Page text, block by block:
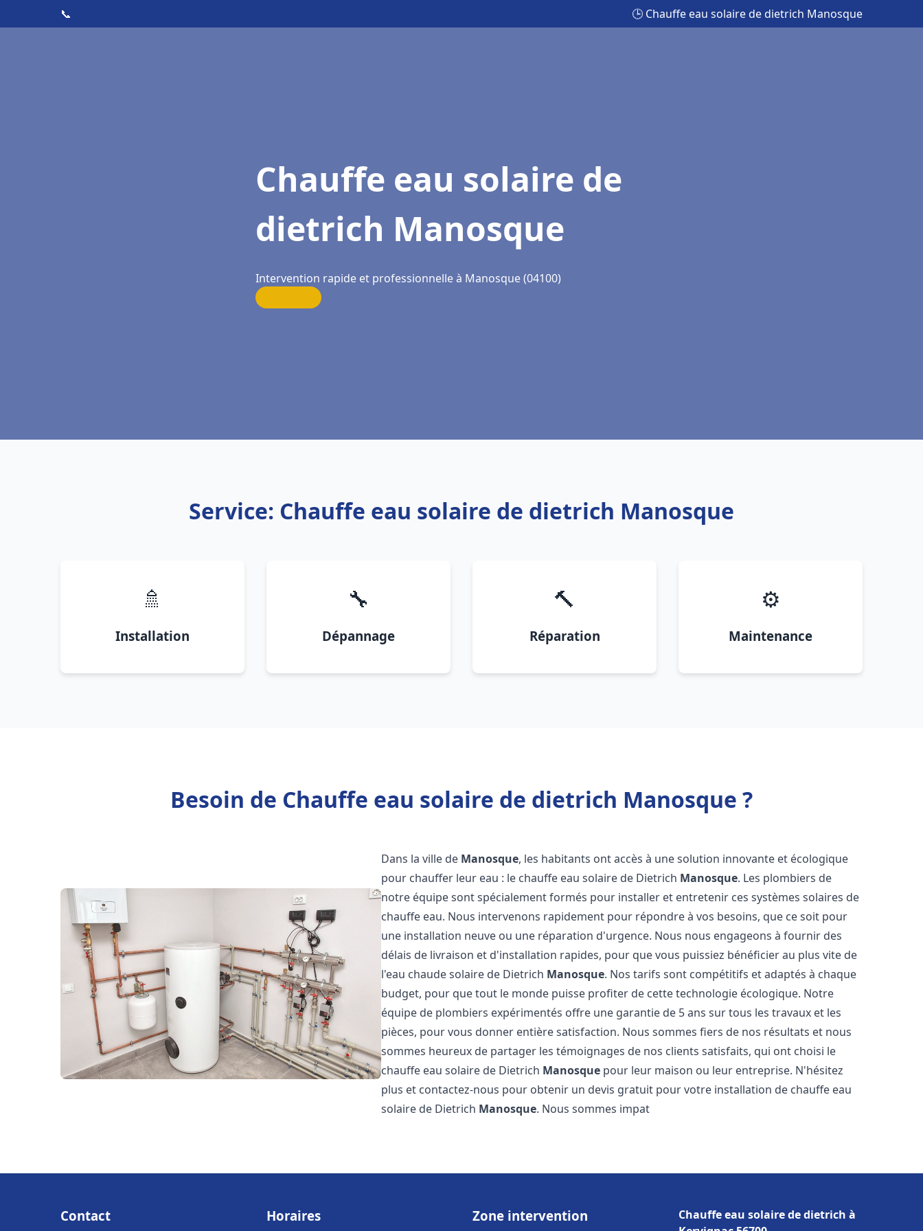
📞 🕒 Chauffe eau solaire de dietrich Manosque
Chauffe eau solaire de
dietrich Manosque
Intervention rapide et professionnelle à Manosque (04100)
Service: Chauffe eau solaire de dietrich Manosque
🚿
Installation
🔧
Dépannage
🔨
Réparation
⚙️
Maintenance
Besoin de Chauffe eau solaire de dietrich Manosque ?
Dans la ville de Manosque, les habitants ont accès à une solution innovante et écologique
pour chauffer leur eau : le chauffe eau solaire de Dietrich Manosque. Les plombiers de
notre équipe sont spécialement formés pour installer et entretenir ces systèmes solaires de
chauffe eau. Nous intervenons rapidement pour répondre à vos besoins, que ce soit pour
une installation neuve ou une réparation d'urgence. Nous nous engageons à fournir des
délais de livraison et d'installation rapides, pour que vous puissiez bénéficier au plus vite de
l'eau chaude solaire de Dietrich Manosque. Nos tarifs sont compétitifs et adaptés à chaque
budget, pour que tout le monde puisse profiter de cette technologie écologique. Notre
équipe de plombiers expérimentés offre une garantie de 5 ans sur tous les travaux et les
pièces, pour vous donner entière satisfaction. Nous sommes fiers de nos résultats et nous
sommes heureux de partager les témoignages de nos clients satisfaits, qui ont choisi le
chauffe eau solaire de Dietrich Manosque pour leur maison ou leur entreprise. N'hésitez
plus et contactez-nous pour obtenir un devis gratuit pour votre installation de chauffe eau
solaire de Dietrich Manosque. Nous sommes impat
Contact Horaires Zone intervention
Chauffe eau solaire de dietrich à